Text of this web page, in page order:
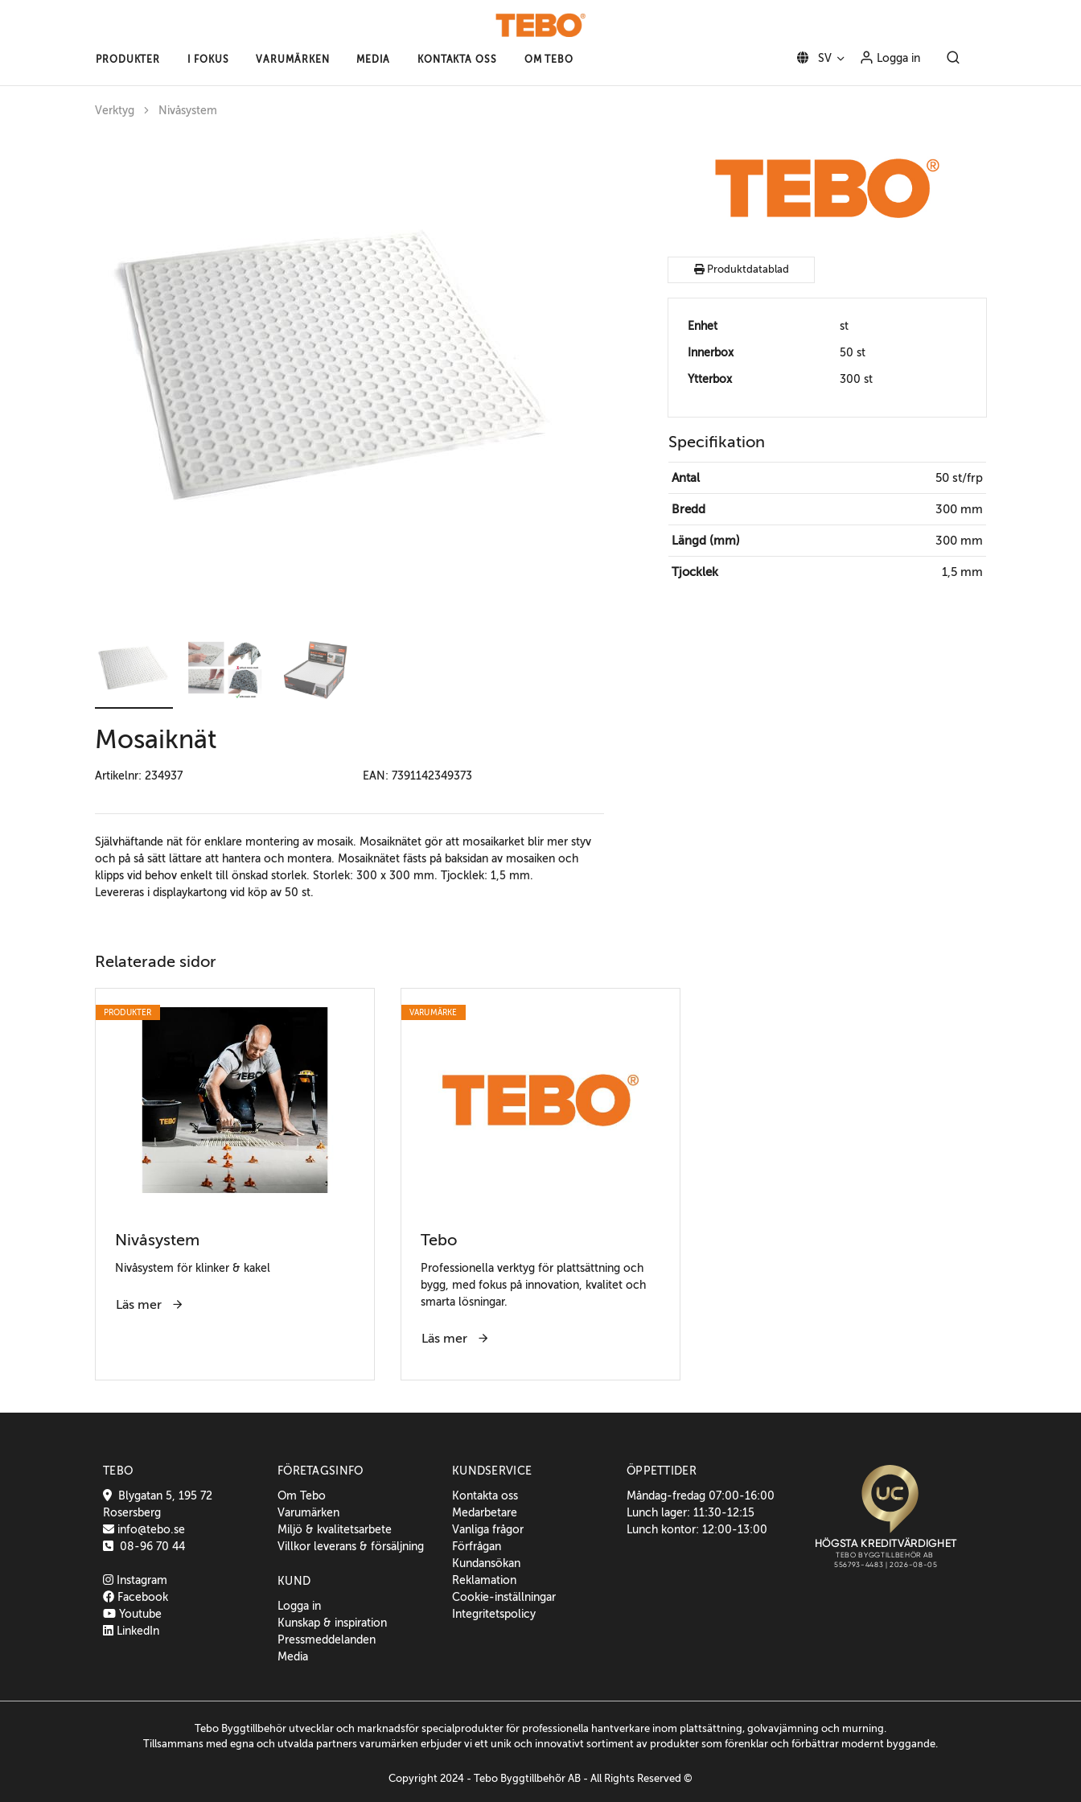
PRODUKTER I FOKUS VARUMÄRKEN MEDIA KONTAKTA OSS OM TEBO SV Logga in
Verktyg Nivåsystem
Mosaiknät
Artikelnr: 234937 EAN: 7391142349373
Självhäftande nät för enklare montering av mosaik. Mosaiknätet gör att mosaikarket blir mer styv
och på så sätt lättare att hantera och montera. Mosaiknätet fästs på baksidan av mosaiken och
klipps vid behov enkelt till önskad storlek. Storlek: 300 x 300 mm. Tjocklek: 1,5 mm.
Levereras i displaykartong vid köp av 50 st.
Produktdatablad
Enhet st
Innerbox 50 st
Ytterbox 300 st
Specifikation
Antal 50 st/frp
Bredd 300 mm
Längd (mm) 300 mm
Tjocklek 1,5 mm
Relaterade sidor
PRODUKTER
Nivåsystem
Nivåsystem för klinker & kakel
Läs mer
VARUMÄRKE
Tebo
Professionella verktyg för plattsättning och
bygg, med fokus på innovation, kvalitet och
smarta lösningar.
Läs mer
TEBO
Blygatan 5, 195 72
Rosersberg
info@tebo.se
08-96 70 44
Instagram
Facebook
Youtube
LinkedIn
FÖRETAGSINFO
Om Tebo
Varumärken
Miljö & kvalitetsarbete
Villkor leverans & försäljning
KUND
Logga in
Kunskap & inspiration
Pressmeddelanden
Media
KUNDSERVICE
Kontakta oss
Medarbetare
Vanliga frågor
Förfrågan
Kundansökan
Reklamation
Cookie-inställningar
Integritetspolicy
ÖPPETTIDER
Måndag-fredag 07:00-16:00
Lunch lager: 11:30-12:15
Lunch kontor: 12:00-13:00
Tebo Byggtillbehör utvecklar och marknadsför specialprodukter för professionella hantverkare inom plattsättning, golvavjämning och murning.
Tillsammans med egna och utvalda partners varumärken erbjuder vi ett unik och innovativt sortiment av produkter som förenklar och förbättrar modernt byggande.
Copyright 2024 - Tebo Byggtillbehõr AB - All Rights Reserved ©